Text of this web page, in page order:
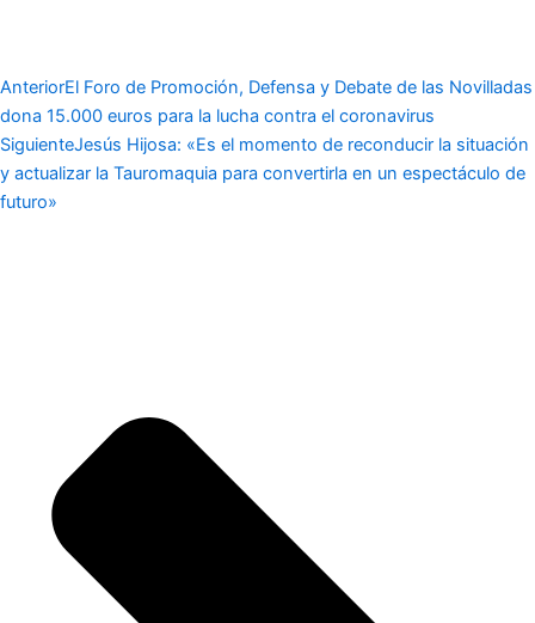
AnteriorEl Foro de Promoción, Defensa y Debate de las Novilladas
dona 15.000 euros para la lucha contra el coronavirus
SiguienteJesús Hijosa: «Es el momento de reconducir la situación
y actualizar la Tauromaquia para convertirla en un espectáculo de
futuro»